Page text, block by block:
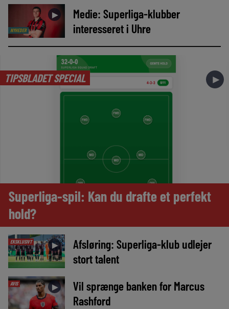
NYHEDER
►
Medie: Superliga-klubber
interesseret i Uhre
TIPSBLADET SPECIAL ►
Superliga-spil: Kan du drafte et perfekt
hold?
EKSKLUSIVT ►
Afsløring: Superliga-klub udlejer
stort talent
AVIS ►
Vil sprænge banken for Marcus
Rashford